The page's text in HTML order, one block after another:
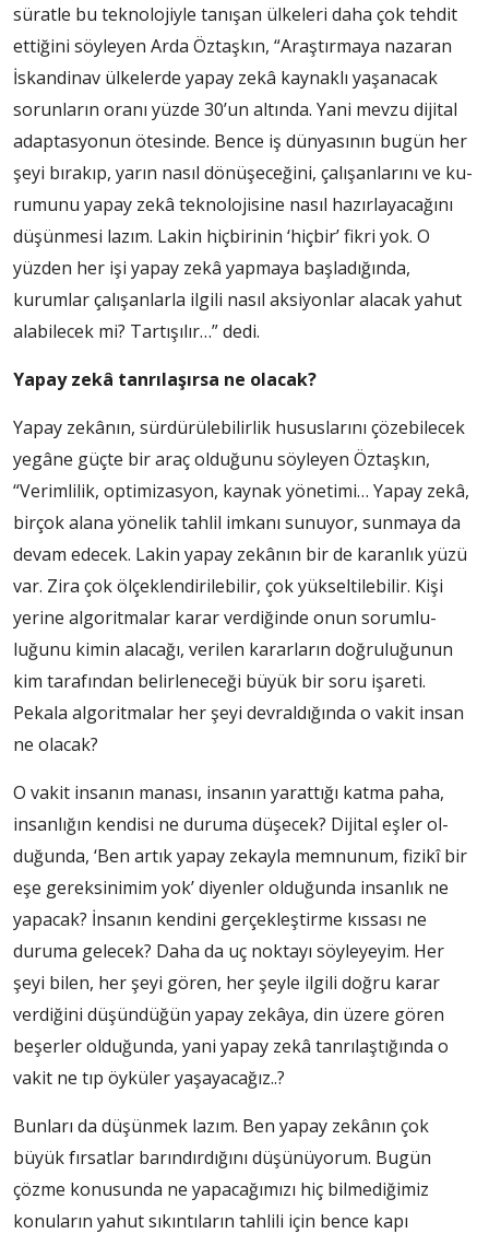
süratle bu teknolojiyle tanışan ülkeleri daha çok tehdit
ettiğini söy­leyen Arda Öztaşkın, “Araş­tırmaya nazaran
İskandinav ül­kelerde yapay zekâ kaynaklı yaşanacak
sorunların oranı yüzde 30’un altında. Ya­ni mevzu dijital
adap­tasyonun ötesinde. Bence iş dünyası­nın bugün her
şeyi bırakıp, yarın nasıl dönüşeceğini, ça­lışanlarını ve ku­
rumunu yapay zekâ teknolojisine nasıl hazırlayacağını
dü­şünmesi lazım. Lakin hiçbiri­nin ‘hiçbir’ fikri yok. O
yüzden her işi yapay zekâ yapmaya başladığında,
kurumlar çalı­şanlarla ilgili nasıl aksiyon­lar alacak yahut
alabilecek mi? Tartışılır…” dedi.
Yapay zekâ tanrılaşırsa ne olacak?
Yapay zekânın, sürdürü­lebilirlik hususlarını çözebi­lecek
yegâne güçte bir araç olduğunu söyleyen Öztaş­kın,
“Verimlilik, optimizas­yon, kaynak yönetimi… Ya­pay zekâ,
birçok alana yönelik tahlil imkanı sunuyor, sun­maya da
devam edecek. Lakin yapay zekânın bir de karanlık yüzü
var. Zira çok ölçeklen­dirilebilir, çok yükseltilebilir. Kişi
yerine algoritmalar ka­rar verdiğinde onun sorumlu­
luğunu kimin alacağı, verilen kararların doğruluğunun
kim tarafından belirleneceği bü­yük bir soru işareti.
Pekala al­goritmalar her şeyi devraldı­ğında o vakit insan
ne ola­cak?
O vakit insanın manası, insanın yarattığı katma paha,
insanlığın kendisi ne duru­ma düşecek? Dijital eşler ol­
duğunda, ‘Ben artık yapay ze­kayla memnunum, fizikî bir
eşe gereksinimim yok’ diyenler ol­duğunda insanlık ne
yapacak? İnsanın kendini gerçekleştir­me kıssası ne
duruma gele­cek? Daha da uç noktayı söy­leyeyim. Her
şeyi bilen, her şeyi gören, her şeyle ilgili doğ­ru karar
verdiğini düşündü­ğün yapay zekâya, din üzere gö­ren
beşerler olduğunda, yani yapay zekâ tanrılaştığında o
vakit ne tıp öyküler yaşa­yacağız..?
Bunları da düşün­mek lazım. Ben yapay zekânın çok
büyük fırsatlar ba­rındırdığını düşünü­yorum. Bugün
çözme konusunda ne ya­pacağımızı hiç bil­mediğimiz
konula­rın yahut sıkıntıların tahlili için ben­ce kapı